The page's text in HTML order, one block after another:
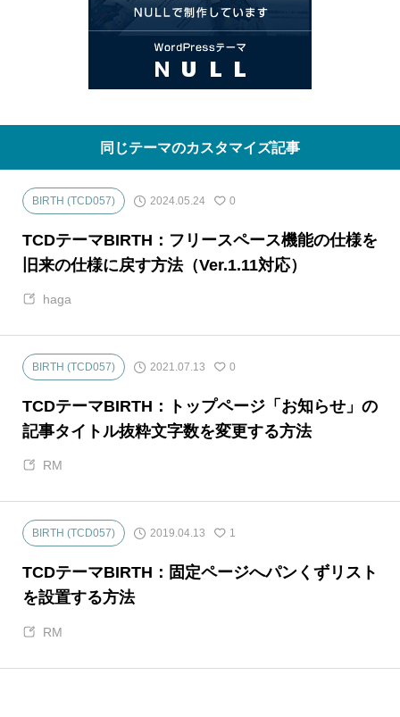
同じテーマのカスタマイズ記事
BIRTH (TCD057) 2024.05.24 0
TCDテーマBIRTH：フリースペース機能の仕様を
旧来の仕様に戻す方法（Ver.1.11対応）
haga
BIRTH (TCD057) 2021.07.13 0
TCDテーマBIRTH：トップページ「お知らせ」の
記事タイトル抜粋文字数を変更する方法
RM
BIRTH (TCD057) 2019.04.13 1
TCDテーマBIRTH：固定ページへパンくずリスト
を設置する方法
RM